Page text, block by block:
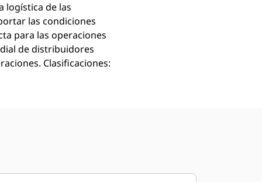
logística de las
las condiciones
para las operaciones
de distribuidores
Clasificaciones: